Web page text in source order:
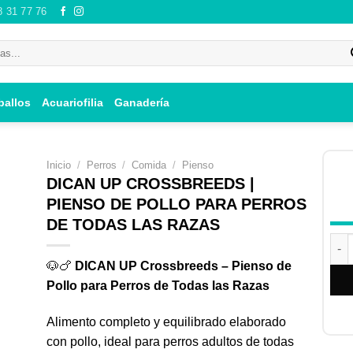
31 77 76
Acuariofilia Ganadería
Inicio / Perros / Comida / Pienso
DICAN UP CROSSBREEDS |
PIENSO DE POLLO PARA PERROS
DE TODAS LAS RAZAS
🐶🍗 DICAN UP Crossbreeds – Pienso de
Pollo para Perros de Todas las Razas
Alimento completo y equilibrado elaborado
con pollo, ideal para perros adultos de todas